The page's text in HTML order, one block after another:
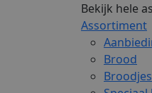
Bekijk hele
Assortiment
Brood
Broodjes